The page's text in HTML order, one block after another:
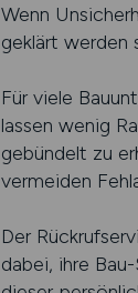
Wenn
geklärt werden
Für viele
lassen wenig
gebündelt zu
vermeiden
Der
dabei, ihre